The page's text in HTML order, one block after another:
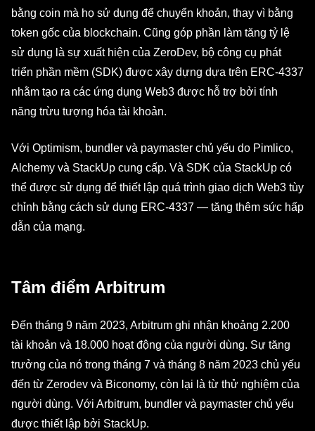
bằng coin mà họ sử dụng để chuyển khoản, thay vì bằng
token gốc của blockchain. Cũng góp phần làm tăng tỷ lệ
sử dụng là sự xuất hiện của ZeroDev, bộ công cụ phát
triển phần mềm (SDK) được xây dựng dựa trên ERC-4337
nhằm tạo ra các ứng dụng Web3 được hỗ trợ bởi tính
năng trừu tượng hóa tài khoản.
Với Optimism, bundler và paymaster chủ yếu do Pimlico,
Alchemy và StackUp cung cấp. Và SDK của StackUp có
thể được sử dụng để thiết lập quá trình giao dịch Web3 tùy
chỉnh bằng cách sử dụng ERC-4337 — tăng thêm sức hấp
dẫn của mạng.
Tâm điểm Arbitrum
Đến tháng 9 năm 2023, Arbitrum ghi nhận khoảng 2.200
tài khoản và 18.000 hoạt động của người dùng. Sự tăng
trưởng của nó trong tháng 7 và tháng 8 năm 2023 chủ yếu
đến từ Zerodev và Biconomy, còn lại là từ thử nghiệm của
người dùng. Với Arbitrum, bundler và paymaster chủ yếu
được thiết lập bởi StackUp.